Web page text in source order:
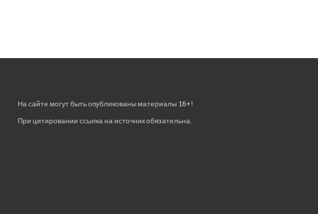
На сайте могут быть опубликованы материалы 18+!
При цитировании ссылка на источник обязательна.